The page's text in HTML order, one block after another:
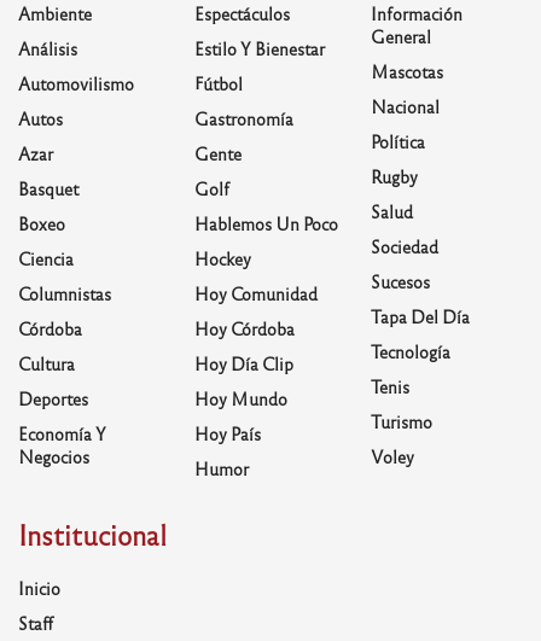
Ambiente
Análisis
Automovilismo
Autos
Azar
Basquet
Boxeo
Ciencia
Columnistas
Córdoba
Cultura
Deportes
Economía Y
Negocios
Espectáculos
Estilo Y Bienestar
Fútbol
Gastronomía
Gente
Golf
Hablemos Un Poco
Hockey
Hoy Comunidad
Hoy Córdoba
Hoy Día Clip
Hoy Mundo
Hoy País
Humor
Información
General
Mascotas
Nacional
Política
Rugby
Salud
Sociedad
Sucesos
Tapa Del Día
Tecnología
Tenis
Turismo
Voley
Institucional
Inicio
Staff